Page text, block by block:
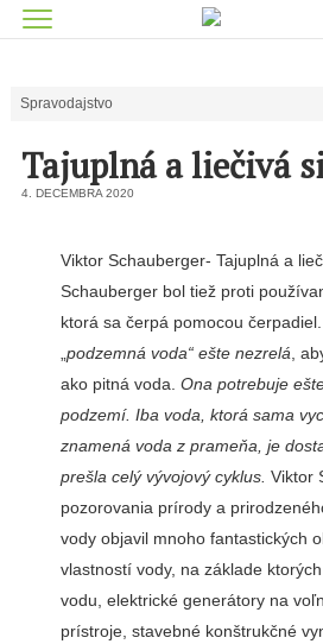
Spravodajstvo
Tajuplná a liečivá
4. DECEMBRA 2020
Viktor Schauberger- Tajuplná a
Schauberger bol tiež proti
ktorá sa čerpá pomocou
podzemná voda“ ešte nezrelá ,
ako pitná voda. Ona potrebuje
podzemí. Iba voda, ktorá sama
znamená voda z prameňa, je
prešla celý vývojový cyklus. Viktor
pozorovania prírody a
vody objavil mnoho fantastických
vlastností vody, na základe
vodu, elektrické generátory na
prístroje, stavebné konštrukčné